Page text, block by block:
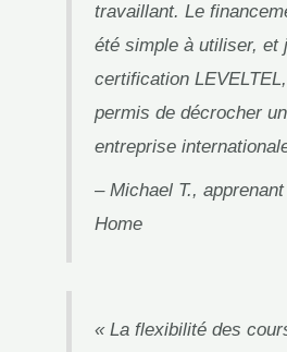
travaillant. Le
été simple à utiliser, et
certification
permis de décrocher
entreprise
– Michael T.,
Home
« La flexibilité des